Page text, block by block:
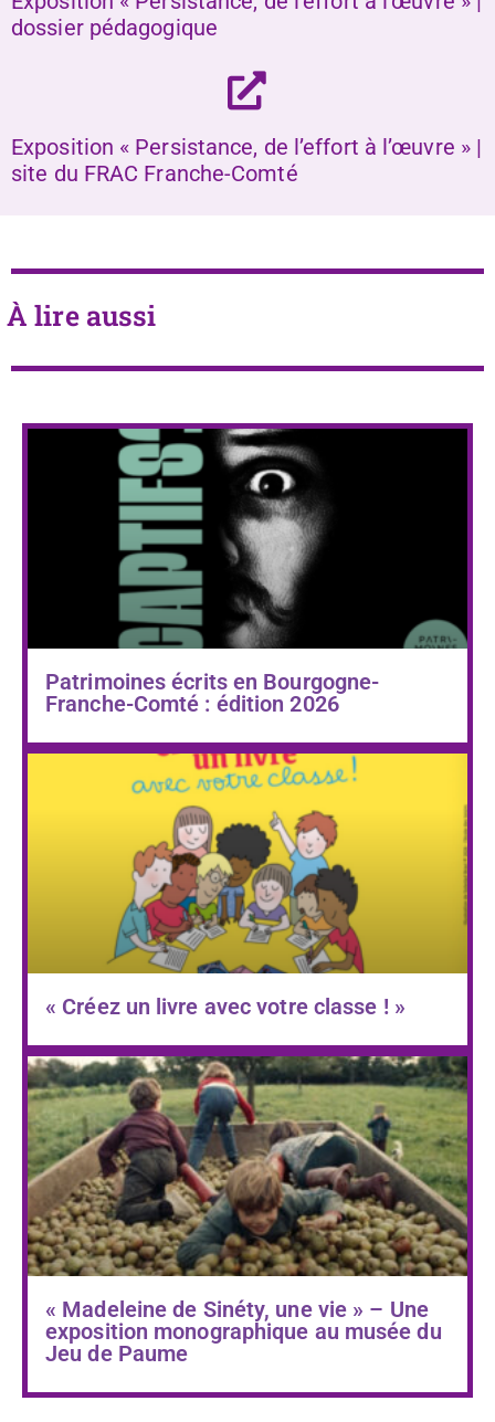
dossier pédagogique
Exposition « Persistance, de l’effort à l’œuvre » |
site du FRAC Franche-Comté
À lire aussi
Patrimoines écrits en Bourgogne-
Franche-Comté : édition 2026
« Créez un livre avec votre classe ! »
« Madeleine de Sinéty, une vie » – Une
exposition monographique au musée du
Jeu de Paume